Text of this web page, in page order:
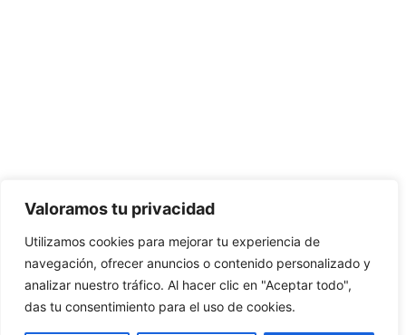
Valoramos tu privacidad
Utilizamos cookies para mejorar tu experiencia de
navegación, ofrecer anuncios o contenido personalizado y
analizar nuestro tráfico. Al hacer clic en "Aceptar todo",
das tu consentimiento para el uso de cookies.